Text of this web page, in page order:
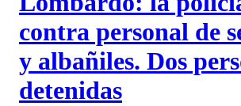
contra personal de
y albañiles. Dos
detenidas